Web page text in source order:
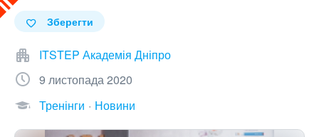
Зберегти
ITSTEP Академія Дніпро
9 листопада 2020
Тренінги
Новини